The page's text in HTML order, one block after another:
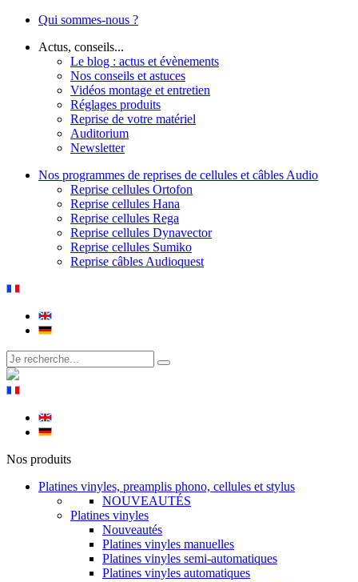
Qui sommes-nous ?
Actus, conseils...
Le blog : actus et évènements
Nos conseils et astuces
Vidéos montage et entretien
Réglages produits
Reprise de votre matériel
Auditorium
Newsletter
Nos programmes de reprises de cellules et câbles Audio
Reprise cellules Ortofon
Reprise cellules Hana
Reprise cellules Rega
Reprise cellules Dynavector
Reprise cellules Sumiko
Reprise câbles Audioquest
Nos produits
Platines vinyles, preamplis phono, cellules et stylus
NOUVEAUTÉS
Platines vinyles
Nouveautés
Platines vinyles manuelles
Platines vinyles semi-automatiques
Platines vinyles automatiques